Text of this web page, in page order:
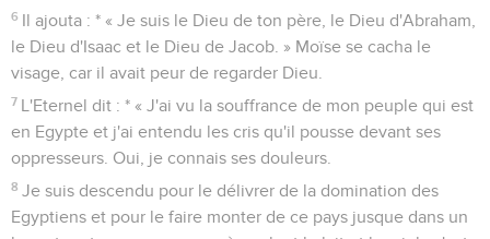
6 Il ajouta : * « Je suis le Dieu de ton père, le Dieu d'Abraham,
le Dieu d'Isaac et le Dieu de Jacob. » Moïse se cacha le
visage, car il avait peur de regarder Dieu.
7 L'Eternel dit : * « J'ai vu la souffrance de mon peuple qui est
en Egypte et j'ai entendu les cris qu'il pousse devant ses
oppresseurs. Oui, je connais ses douleurs.
8 Je suis descendu pour le délivrer de la domination des
Egyptiens et pour le faire monter de ce pays jusque dans un